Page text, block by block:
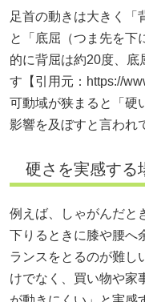
足首の動きは大きく「
と「底屈（つま先を下
的に背屈は約20度、底
す【引用元： https://
可動域が狭まると「硬
影響を及ぼすと言われ
硬さを実感する
例えば、しゃがんだと
下りるときに膝や腰へ
ランスをとるのが難し
けでなく、買い物や家